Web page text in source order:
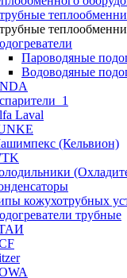
Пароводяные
Водоводяные
Laval
(Кельвион)
кожухотрубных
трубные